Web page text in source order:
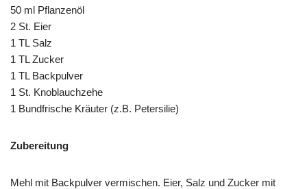
50 ml Pflanzenöl
2 St. Eier
1 TL Salz
1 TL Zucker
1 TL Backpulver
1 St. Knoblauchzehe
1 Bundfrische Kräuter (z.B. Petersilie)
Zubereitung
Mehl mit Backpulver vermischen. Eier, Salz und Zucker mit